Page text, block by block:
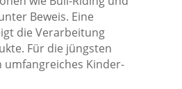
Beweis. Eine
die Verarbeitung
Für die jüngsten
umfangreiches Kinder-